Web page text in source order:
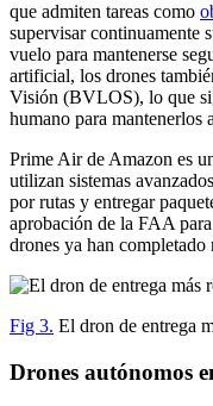
que admiten tareas como
supervisar continuamente
vuelo para mantenerse
artificial, los drones
Visión (BVLOS), lo que
humano para mantenerlos
Prime Air de Amazon es
utilizan sistemas
por rutas y entregar
aprobación de la FAA
drones ya han completado
Fig 3. El dron de entrega
Drones autónomos